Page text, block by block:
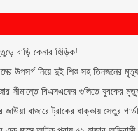
বাড়ি কেনার হিড়িক!
উপসর্গ নিয়ে দুই শিশু সহ তিনজনের মৃত্যু
সীমান্তে বিএসএফের গুলিতে যুবকের
জাউয়া বাজারে ট্রাকের ধাক্কায় সেতুর